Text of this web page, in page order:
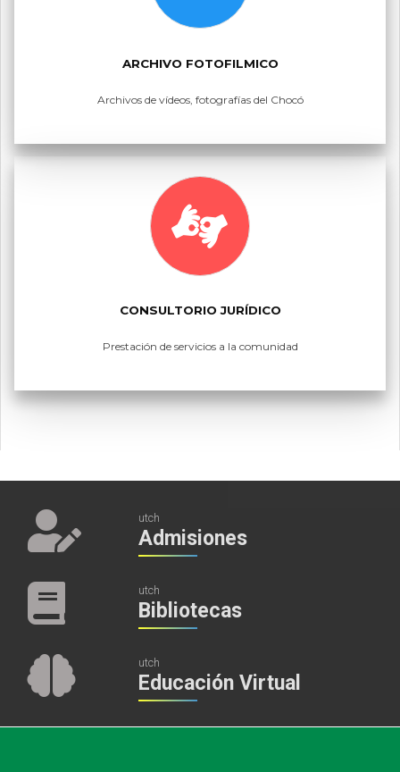
ARCHIVO FOTOFILMICO
Archivos de vídeos, fotografías del Chocó
CONSULTORIO JURÍDICO
Prestación de servicios a la comunidad
utch
Admisiones
utch
Bibliotecas
utch
Educación Virtual